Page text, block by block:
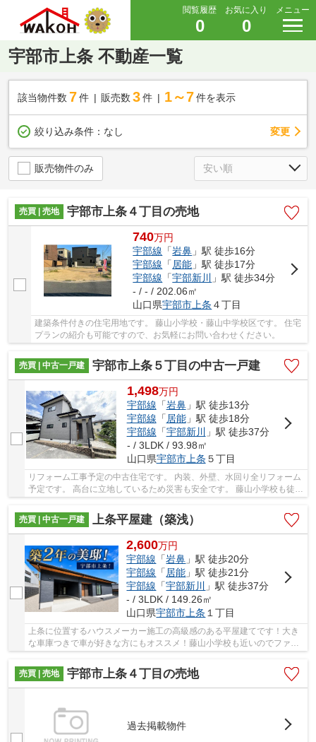
閲覧履歴
0
お気に入り
0
メニュー
宇部市上条 不動産一覧
該当物件数 7件 販売数 3 件 1～7 件を表示
絞り込み条件： なし 変更
販売物件のみ
売買 | 売地 宇部市上条４丁目の売地
740万円
宇部線 「岩鼻 」駅 徒歩16分
宇部線 「居能 」駅 徒歩17分
宇部線 「宇部新川
」駅 徒歩34分
- / - / 202.06㎡
山口県宇部市上条 ４丁目
建築条件付きの住宅用地です。 藤山小学校・藤山中学校区です。 住宅
プランの紹介も可能ですので、お気軽にお問い合わせください。
売買 | 中古一戸建 宇部市上条５丁目の中古一戸建
1,498万円
宇部線 「岩鼻」駅 徒歩13分
宇部線 「居能」駅 徒歩18分
宇部線 「宇部新川
」駅 徒歩37分
- / 3LDK / 93.98㎡
山口県宇部市上条 ５丁目
リフォーム工事予定の中古住宅です。 内装、外壁、水回り全リフォーム
予定です。 高台に立地しているため災害も安全です。 藤山小学校も徒歩
売買 | 中古一戸建
上条平屋建（築浅）
2,600万円
宇部線 「岩鼻 」駅 徒歩20分
宇部線 「 居能 」駅 徒歩21分
宇部線 「宇部新川
」駅 徒歩37分
- / 3LDK / 149.26㎡
山口県宇部市 上条 １丁目
上条に位置するハウスメーカー施工の高級感のある平屋建てです！大き
な車庫つきで車が好きな方にもオススメ！藤山小学校も近いのでファミ
売買 | 売地
宇部市上条４丁目の売地
過去掲載物件